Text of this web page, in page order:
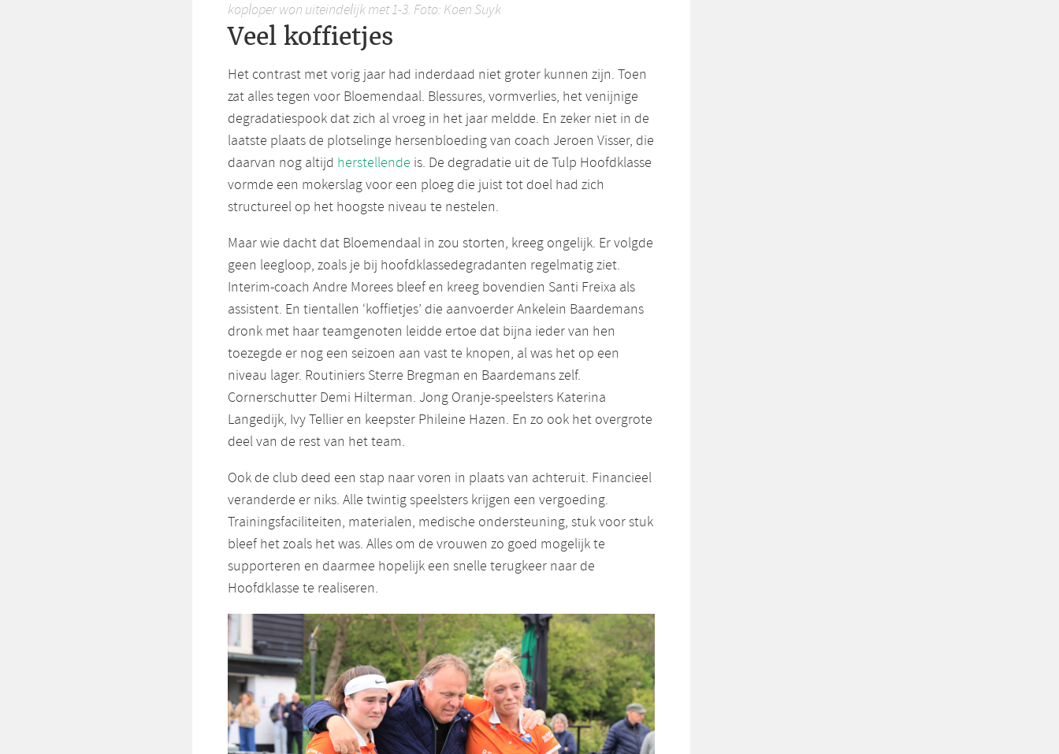
koploper won uiteindelijk met 1-3. Foto: Koen Suyk
Veel koffietjes
Het contrast met vorig jaar had inderdaad niet groter kunnen zijn. Toen
zat alles tegen voor Bloemendaal. Blessures, vormverlies, het venijnige
degradatiespook dat zich al vroeg in het jaar meldde. En zeker niet in de
laatste plaats de plotselinge hersenbloeding van coach Jeroen Visser, die
daarvan nog altijd herstellende is. De degradatie uit de Tulp Hoofdklasse
vormde een mokerslag voor een ploeg die juist tot doel had zich
structureel op het hoogste niveau te nestelen.
Maar wie dacht dat Bloemendaal in zou storten, kreeg ongelijk. Er volgde
geen leegloop, zoals je bij hoofdklassedegradanten regelmatig ziet.
Interim-coach Andre Morees bleef en kreeg bovendien Santi Freixa als
assistent. En tientallen ‘koffietjes’ die aanvoerder Ankelein Baardemans
dronk met haar teamgenoten leidde ertoe dat bijna ieder van hen
toezegde er nog een seizoen aan vast te knopen, al was het op een
niveau lager. Routiniers Sterre Bregman en Baardemans zelf.
Cornerschutter Demi Hilterman. Jong Oranje-speelsters Katerina
Langedijk, Ivy Tellier en keepster Phileine Hazen. En zo ook het overgrote
deel van de rest van het team.
Ook de club deed een stap naar voren in plaats van achteruit. Financieel
veranderde er niks. Alle twintig speelsters krijgen een vergoeding.
Trainingsfaciliteiten, materialen, medische ondersteuning, stuk voor stuk
bleef het zoals het was. Alles om de vrouwen zo goed mogelijk te
supporteren en daarmee hopelijk een snelle terugkeer naar de
Hoofdklasse te realiseren.